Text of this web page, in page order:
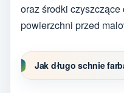
oraz środki
powierzchni przed
Jak długo schnie